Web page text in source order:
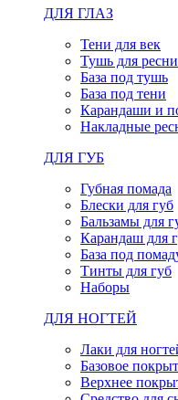
ДЛЯ ГЛАЗ
Тени для век
Тушь для
База под тушь
База под тени
Карандаши и
Накладные
ДЛЯ ГУБ
Губная помада
Блески для губ
Бальзамы для
Карандаш для
База под
Тинты для губ
Наборы
ДЛЯ НОГТЕЙ
Лаки для
Базовое
Верхнее